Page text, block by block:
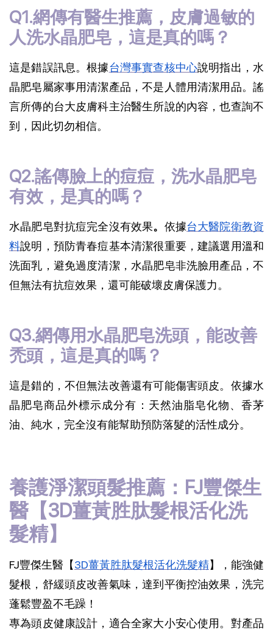
Q1.網傳有醫生推薦，皮膚過敏的
人洗水晶肥皂，這是真的嗎？
這是錯誤訊息。根據台灣事實查核中心說明指出，水
晶肥皂屬家事用清潔產品，不是人體用清潔用品。謠
言所傳的台大皮膚科主治醫生所說的內容，也查詢不
到，因此切勿相信。
Q2.謠傳臉上的痘痘，洗水晶肥皂
有效，是真的嗎？
水晶肥皂對抗痘完全沒有效果。 依據台大醫院衛教資
料說明，預防青春痘基本清潔很重要，建議選用溫和
洗面乳，避免過度清潔，水晶肥皂非洗臉用產品，不
但無法有抗痘效果，還可能破壞皮膚保護力。
Q3.網傳用水晶肥皂洗頭，能改善
禿頭，這是真的嗎？
這是錯的，不但無法改善還有可能傷害頭皮。依據水
晶肥皂商品外標示成分有：天然油脂皂化物、香茅
油、純水，完全沒有能幫助預防落髮的活性成分。
養護淨潔頭髮推薦：FJ豐傑生
醫【3D薑黃胜肽髮根活化洗
髮精】
FJ豐傑生醫【3D薑黃胜肽髮根活化洗髮精】，能強健
髮根，舒緩頭皮改善氣味，達到平衡控油效果，洗完
蓬鬆豐盈不毛躁！
專為頭皮健康設計，適合全家大小安心使用。對產品